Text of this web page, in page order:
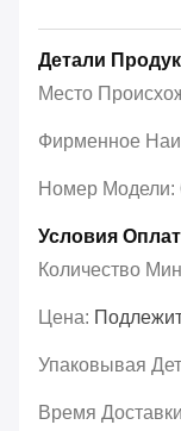
Детали
Место
Фирменное
Номер Модели:
Условия
Количество
Цена:
Упаковывая
Время